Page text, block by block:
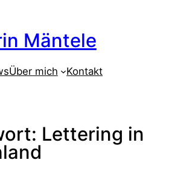
Mäntele
Über mich Kontakt
Lettering in